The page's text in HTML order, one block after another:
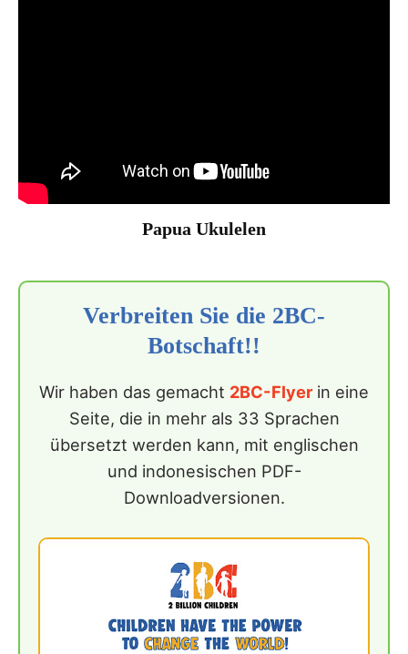
Papua Ukulelen
Verbreiten Sie die 2BC-
Botschaft!!
Wir haben das gemacht 2BC-Flyerin eine
Seite, die in mehr als 33 Sprachen
übersetzt werden kann, mit englischen
und indonesischen PDF-
Downloadversionen.